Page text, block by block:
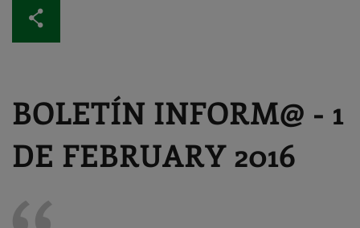
content
BOLETÍN INFORM@ - 1
DE FEBRUARY 2016